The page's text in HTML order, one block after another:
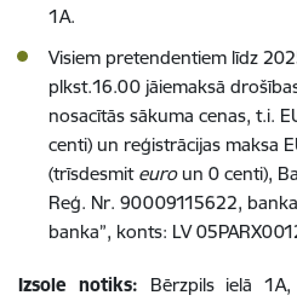
1A.
Visiem pretendentiem līdz
plkst.16.00 jāiemaksā
nosacītās sākuma cenas, t.i.
centi) un reģistrācijas maksa
(trīsdesmit euro un 0 centi),
Reģ. Nr. 90009115622,
banka”, konts: LV
Izsole notiks: Bērzpils ielā